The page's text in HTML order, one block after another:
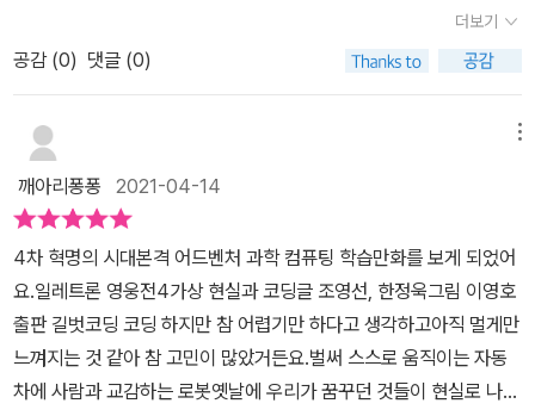
갖고 싶다고해서 어린이날 선물로 구매할까 고민중입니다.코딩의 구
조를 조금 더 쉽게 이해할 수 있는 #과학학습만화 #일렉트론영웅전
5 내용이 기대되네요.
인지를 하는 경우가 많아요.그런데 아쉬운점은 이 코딩이 어디에 어
떻게 어떤 방식으로 쓰이는지에 대한 이해없이 코딩만 배우는경우가
우선으로 추구하는 학습만화를 원한다면 아이들이 어려워 할 수 있는
책입니다. 하지만 코딩을 배우고 싶고, 기본기부터 쌓고 싶다면, 이 책
만큼 효과적인 책이 없을거란 생각이 들었습니다.등장인물들을 살펴
보면서 LED, 건전지, 커넥터 라는 용어도 함께 엿볼수 있어요.5,6학
년 실과&과학 과정을 마치면 알 수 있는 전자부품인데 이렇게 먼저
알아보는것도 좋은것 같습니다.이야기의 시작은 지진을 감지하는 마
이크로비트로 시작합니다.마이트가 아무도 감지하지 못한 흔들림을
느끼기 시작하면서 지진계, 그리고 나아가 지진에 관련 지식을 전달
의 저항군들이 만나 또 어떤 위기들을 잘 극복 해낼지오래간만에 출
간된 일렉트론 영웅전 그 네번째 이야기에선 가상현실과 코딩을 담아
놓았다.지진은 끝나도 끝난게 아닌데...여진의 무서움을 아직 모르나
봐.아무도 알아채지 못하는 미세한 흔들림을 느끼는 마이트(마이크로
비트)의 능력은 어떻게 쓰일까.마이크로비트에는 흔들림을 감지하는
센서가 있는데컴퓨터와 연결하고 간단한 코딩으로 지진계를 만들 수
도 있다.아무튼 지진의 위험에서 벗어난 레드 일행과 저항군들.이제
는 살기 좋은 장소를 찾기 위해 함께 탐험을 나섰다.알고리온 왕국의
왕실 문자를 우연히 발견한 후 좀 더 자세한 조사를 위해선큰 바위를
움직일만한 큰 팔을 만들어야 하는데 그건 부품 종족들이 있으니 문
제 없었다.로봇 팔 만들기는 마이크로비트와 서보 모터가 있으면 가
능하니까.물론 이때도 꼭 필요한 것은 로봇 팔이 작동하도록 명령을
더보기
공감 (0) 댓글 (0)
깨아리퐁퐁 2021-04-14
4차 혁명의 시대본격 어드벤처 과학 컴퓨팅 학습만화를 보게 되었어
요.일레트론 영웅전4가상 현실과 코딩글 조영선, 한정욱그림 이영호
출판 길벗코딩 코딩 하지만 참 어렵기만 하다고 생각하고아직 멀게만
느껴지는 것 같아 참 고민이 많았거든요.벌써 스스로 움직이는 자동
차에 사람과 교감하는 로봇옛날에 우리가 꿈꾸던 것들이 현실로 나타